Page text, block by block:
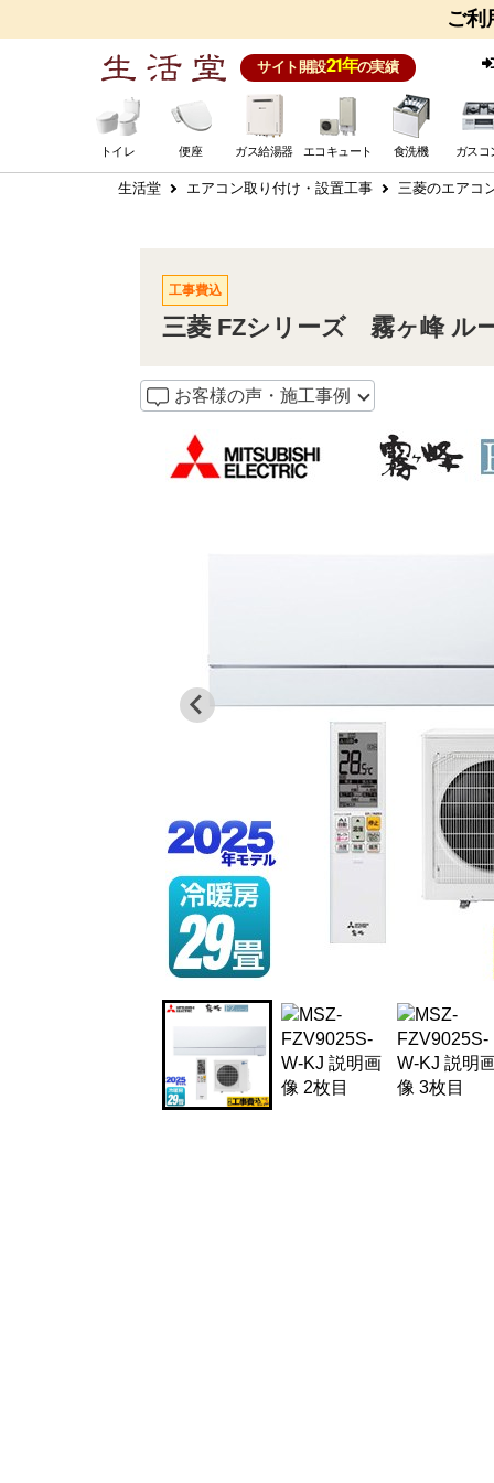
ご
サイト開設21年の実績
トイレ 便座 ガス給湯器 エコキュート 食洗機 ガスコ
生活堂 エアコン取り付け・設置工事 三菱のエアコ
工事費込
三菱 FZシリーズ 霧ヶ峰 ル
お客様の声・施工事例